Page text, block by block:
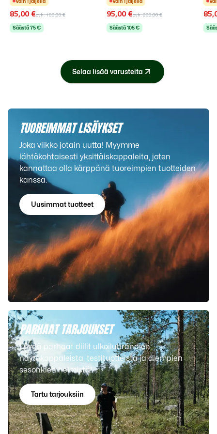
85,00 €ovh.160,00 €
Säästä75€
95,00 €ovh.200,00 €
Säästä105€
Selaa lisää varusteita
TUOREIMMAT LISÄYKSET
Joka viikko jotain uutta! Myymme
lähtökohtaisesti yksittäiskappaleita, joten
kannattaa olla kärppänä tuoreimpien tuotteiden
kanssa.
Uusimmat tuotteet
PARHAAT TARJOUKSET
Löydä parhaat diilit ulkoilubrändien
näytekappaleista, testituotteista ja aiempien
sesonkien helmistä!
Tartu tarjouksiin